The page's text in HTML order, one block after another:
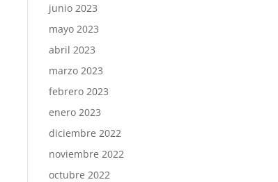
junio 2023
mayo 2023
abril 2023
marzo 2023
febrero 2023
enero 2023
diciembre 2022
noviembre 2022
octubre 2022